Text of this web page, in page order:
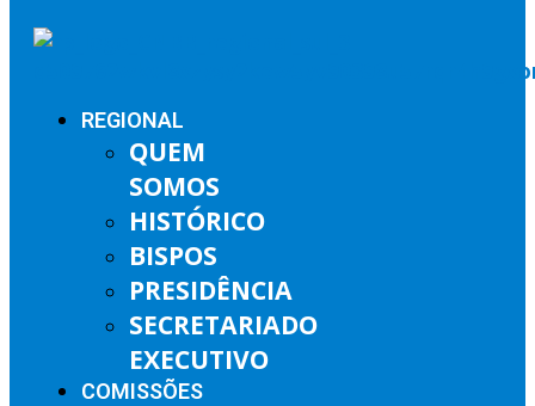
REGIONAL
QUEM
SOMOS
HISTÓRICO
BISPOS
PRESIDÊNCIA
SECRETARIADO
EXECUTIVO
COMISSÕES